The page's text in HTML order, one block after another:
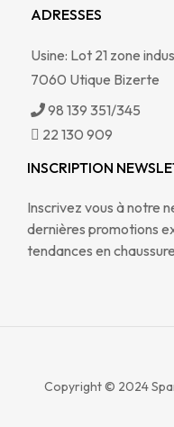
ADRESSES
Usine: Lot 21 zone
7060 Utique Bizerte
98 139 351/345
22 130 909
INSCRIPTION
Inscrivez vous à notre
dernières promotions
tendances en
Copyright © 2024